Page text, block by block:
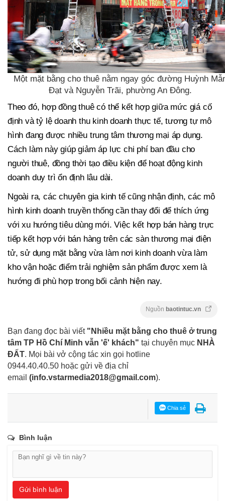
Một mặt bằng cho thuê nằm ngay góc đường Huỳnh
Đạt và Nguyễn Trãi, phường An Đông.
Theo đó, hợp đồng thuê có thể kết hợp giữa mức giá cố
định và tỷ lệ doanh thu kinh doanh thực tế, tương tự mô
hình đang được nhiều trung tâm thương mại áp dụng.
Cách làm này giúp giảm áp lực chi phí ban đầu cho
người thuê, đồng thời tạo điều kiện để hoạt động kinh
doanh duy trì ổn định lâu dài.
Ngoài ra, các chuyên gia kinh tế cũng nhận định, các mô
hình kinh doanh truyền thống cần thay đổi để thích ứng
với xu hướng tiêu dùng mới. Việc kết hợp bán hàng trực
tiếp kết hợp với bán hàng trên các sàn thương mại điện
tử, sử dụng mặt bằng vừa làm nơi kinh doanh vừa làm
kho vận hoặc điểm trải nghiệm sản phẩm được xem là
hướng đi phù hợp trong bối cảnh hiện nay.
Nguồn baotintuc.vn
Bạn đang đọc bài viết "Nhiều mặt bằng cho thuê ở trung
tâm TP Hồ Chí Minh vẫn 'ế' khách" tại chuyên mục NHÀ
ĐẤT. Mọi bài vở cộng tác xin gọi hotline
0944.40.40.50 hoặc gửi về địa chỉ
email (info.vstarmedia2018@gmail.com).
Chia sẻ
Bình luận
Gửi bình luận